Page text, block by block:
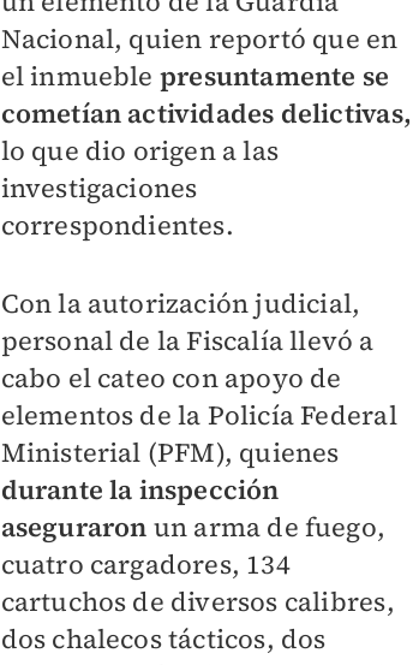
Nacional, quien reportó que en
el inmueble presuntamente se
cometían actividades delictivas,
lo que dio origen a las
investigaciones
correspondientes.
Con la autorización judicial,
personal de la Fiscalía llevó a
cabo el cateo con apoyo de
elementos de la Policía Federal
Ministerial (PFM), quienes
durante la inspección
aseguraron un arma de fuego,
cuatro cargadores, 134
cartuchos de diversos calibres,
dos chalecos tácticos, dos